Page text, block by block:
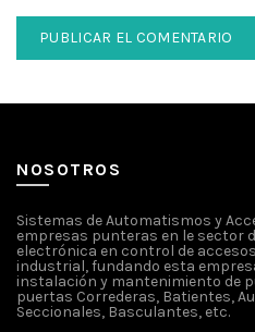
NOSOTROS
Sistemas de Automatismos y
empresas punteras en le sector
electrónica en control de
industrial, fundando esta
instalación y mantenimiento de
puertas Correderas, Batientes,
Seccionales, Basculantes, etc.